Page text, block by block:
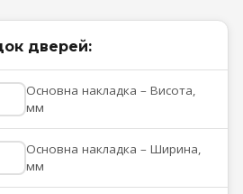
дверей:
Основна накладка – Висота,
мм
Основна накладка – Ширина,
мм